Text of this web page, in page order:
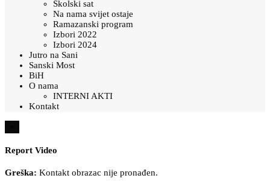
Školski sat
Na nama svijet ostaje
Ramazanski program
Izbori 2022
Izbori 2024
Jutro na Sani
Sanski Most
BiH
O nama
INTERNI AKTI
Kontakt
Report Video
Greška: Kontakt obrazac nije pronađen.